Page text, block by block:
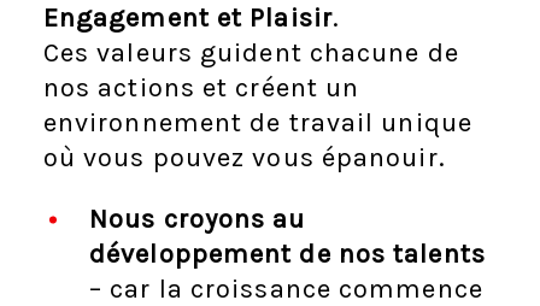
Engagement et Plaisir.
Ces valeurs guident chacune de
nos actions et créent un
environnement de travail unique
où vous pouvez vous épanouir.
Nous croyons au
développement de nos talents
– car la croissance commence